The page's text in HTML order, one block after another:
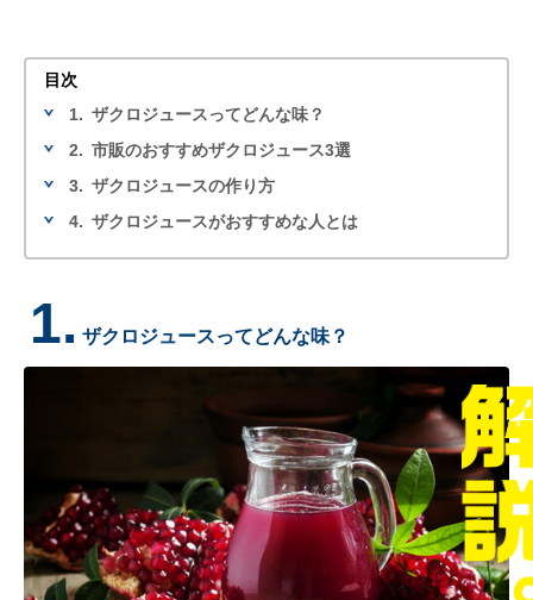
目次
1. ザクロジュースってどんな味？
2. 市販のおすすめザクロジュース3選
3. ザクロジュースの作り方
4. ザクロジュースがおすすめな人とは
1. ザクロジュースってどんな味？